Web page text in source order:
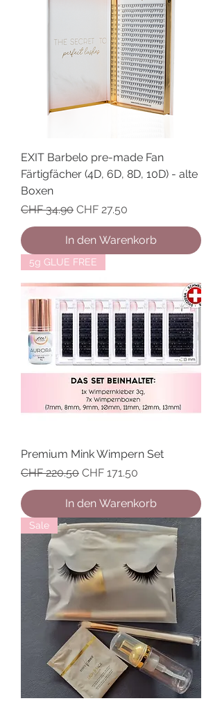
EXIT Barbelo pre-made Fan
Färtigfächer (4D, 6D, 8D, 10D) - alte
Boxen
Standardpreis
CHF 34.90 Sale-Preis
CHF 27.50
In den Warenkorb
5g GLUE FREE
Premium Mink Wimpern Set
Standardpreis
CHF 220.50 Sale-Preis
CHF 171.50
In den Warenkorb
Sale